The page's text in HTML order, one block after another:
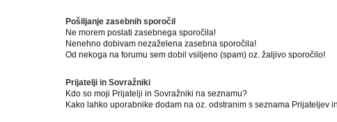
Pošiljanje zasebnih sporočil
Ne morem poslati zasebnega sporočila!
Nenehno dobivam nezaželena zasebna sporočila!
Od nekoga na forumu sem dobil vsiljeno (spam) oz. žaljivo sporočilo!
Prijatelji in Sovražniki
Kdo so moji Prijatelji in Sovražniki na seznamu?
Kako lahko uporabnike dodam na oz. odstranim s seznama Prijateljev